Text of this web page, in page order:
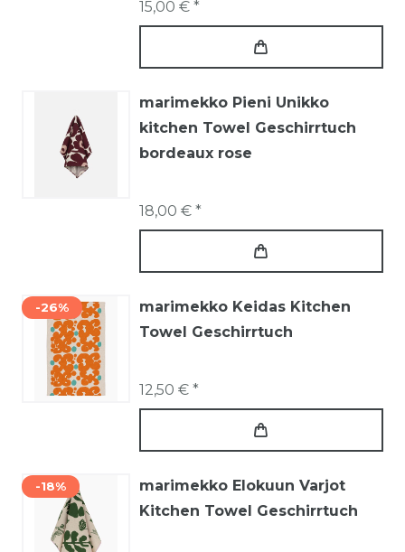
15,00 € *
marimekko Pieni Unikko
kitchen Towel Geschirrtuch
bordeaux rose
18,00 € *
-26%
marimekko Keidas Kitchen
Towel Geschirrtuch
12,50 € *
-18%
marimekko Elokuun Varjot
Kitchen Towel Geschirrtuch